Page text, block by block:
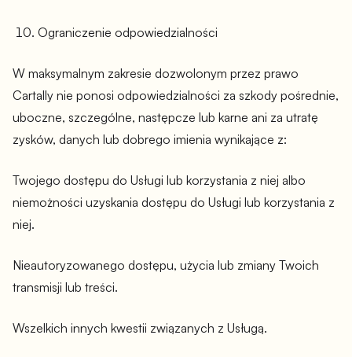
Ograniczenie odpowiedzialności
W maksymalnym zakresie dozwolonym przez prawo
Cartally nie ponosi odpowiedzialności za szkody pośrednie,
uboczne, szczególne, następcze lub karne ani za utratę
zysków, danych lub dobrego imienia wynikające z:
Twojego dostępu do Usługi lub korzystania z niej albo
niemożności uzyskania dostępu do Usługi lub korzystania z
niej.
Nieautoryzowanego dostępu, użycia lub zmiany Twoich
transmisji lub treści.
Wszelkich innych kwestii związanych z Usługą.